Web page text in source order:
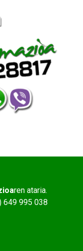
ren ataria.
649 995 038